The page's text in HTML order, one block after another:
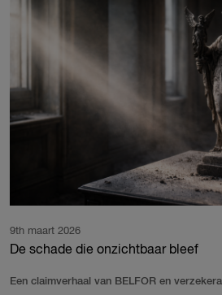
9th maart 2026
De schade die onzichtbaar bleef
Een claimverhaal van BELFOR en